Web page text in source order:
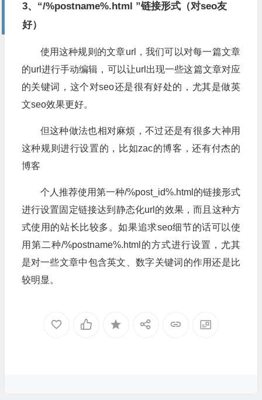
3、“/%postname%.html ”链接形式（对seo友
好）
使用这种规则的文章url，我们可以对每一篇文章
的url进行手动编辑，可以让url出现一些这篇文章对应
的关键词，这个对seo还是很有好处的，尤其是做英
文seo效果更好。
但这种做法也相对麻烦，不过还是有很多大神用
这种规则进行设置的，比如zac的博客，还有付杰的
博客
个人推荐使用第一种/%post_id%.html的链接形式
进行设置固定链接达到静态化url的效果，而且这种方
式使用的站长比较多。如果追求seo细节的话可以使
用第二种/%postname%.html的方式进行设置，尤其
是对一些文章中包含英文、数字关键词的作用还是比
较明显。